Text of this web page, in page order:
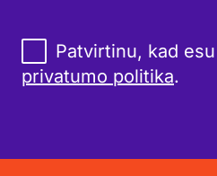
Patvirtinu, kad
privatumo politika.